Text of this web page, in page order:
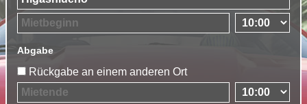
Abgabe
Rückgabe an einem anderen Ort